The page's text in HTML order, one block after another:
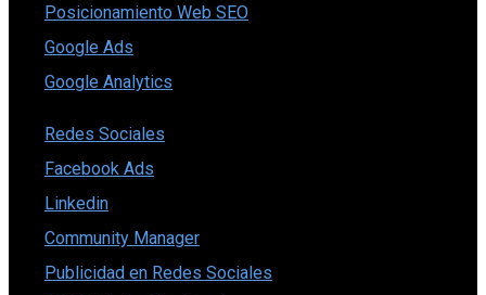
Posicionamiento Web SEO
Google Ads
Google Analytics
Redes Sociales
Facebook Ads
Linkedin
Community Manager
Publicidad en Redes Sociales